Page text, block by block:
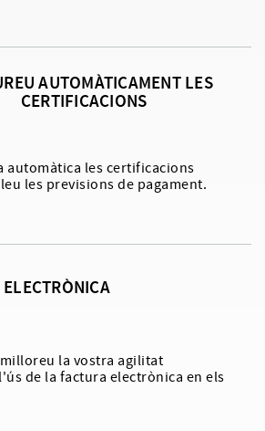
AUTOMÀTICAMENT LES
CERTIFICACIONS
automàtica les certificacions
les previsions de pagament.
la vostra agilitat
de la factura electrònica en els